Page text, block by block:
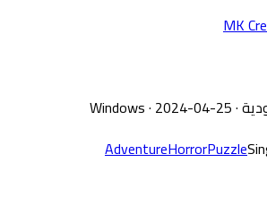
·
Windows· 2024-04-25
AdventureHorrorPuzzle